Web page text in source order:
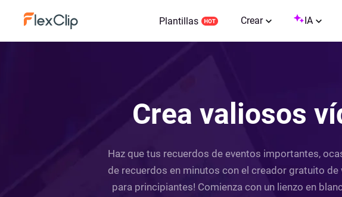
Plantillas Crear IA
Crea valiosos
Haz que tus recuerdos de eventos importantes,
de recuerdos en minutos con el creador gratuito de
para principiantes! Comienza con un lienzo en